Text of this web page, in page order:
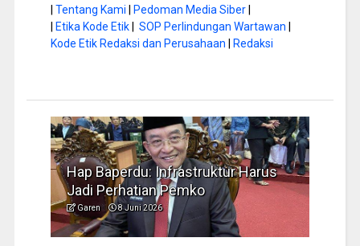
Tentang Kami Pedoman Media Siber|
Etika Kode Etik| SOP Perlindungan Wartawan
Kode Etik Redaksi dan Perusahaan
Redaksi
Hap Baperdu: Infrastruktur Harus
Jadi Perhatian Pemko
Garen 8 Juni 2026